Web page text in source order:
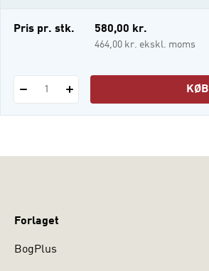
i faglit
i-bog
Pris pr. stk. 580,00 kr.
464,00 kr. ekskl. moms
1 KØB
Forlaget
BogPlus